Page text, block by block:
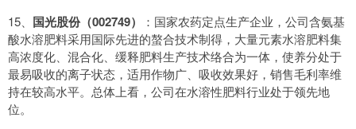
15、 国光股份（002749）
：国家农药定点生产企业，公司含氨基
酸水溶肥料采用国际先进的螯合技术制得，大量元素水溶肥料集
高浓度化、混合化、缓释肥料生产技术络合为一体，使养分处于
最易吸收的离子状态，适用作物广、吸收效果好，销售毛利率维
持在较高水平。总体上看，公司在水溶性肥料行业处于领先地
位。